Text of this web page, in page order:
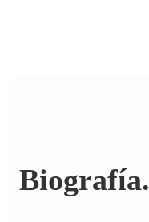
Biografía.